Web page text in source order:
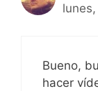
Bueno,
hacer